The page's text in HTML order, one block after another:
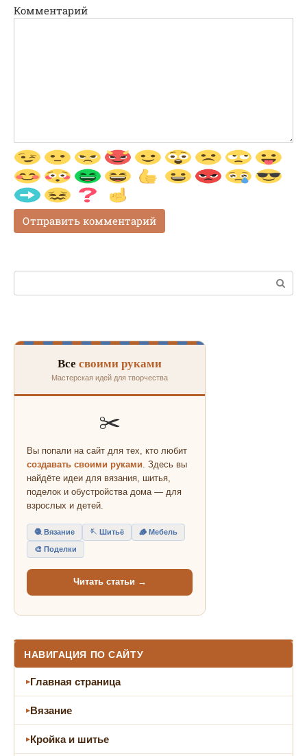
Комментарий
Поиск:
Все своими руками
Мастерская идей для творчества
✂️
Вы попали на сайт для тех, кто любит
создавать своими руками. Здесь вы
найдёте идеи для вязания, шитья,
поделок и обустройства дома — для
взрослых и детей.
🧶 Вязание 🪡 Шитьё 🪵 Мебель
🎨 Поделки
Читать статьи →
НАВИГАЦИЯ ПО САЙТУ
Главная страница
Вязание
Кройка и шитье